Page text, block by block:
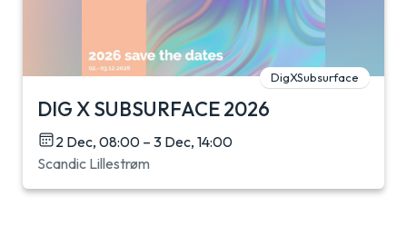
DigXSubsurface
DIG X SUBSURFACE 2026
2 Dec, 08:00 – 3 Dec, 14:00
Scandic Lillestrøm